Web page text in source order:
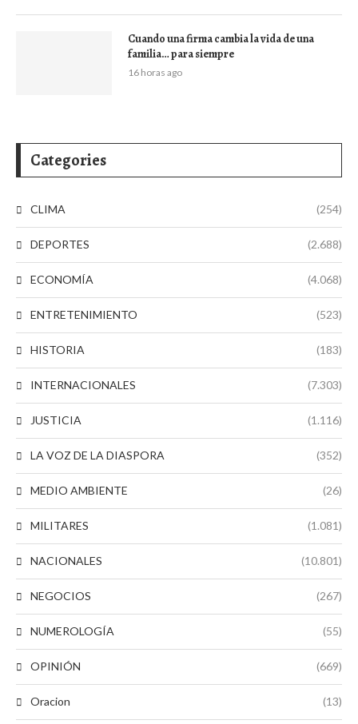
Cuando una firma cambia la vida de una
familia… para siempre
16 horas ago
Categories
CLIMA (254)
DEPORTES (2.688)
ECONOMÍA (4.068)
ENTRETENIMIENTO (523)
HISTORIA (183)
INTERNACIONALES (7.303)
JUSTICIA (1.116)
LA VOZ DE LA DIASPORA (352)
MEDIO AMBIENTE (26)
MILITARES (1.081)
NACIONALES (10.801)
NEGOCIOS (267)
NUMEROLOGÍA (55)
OPINIÓN (669)
Oracion (13)